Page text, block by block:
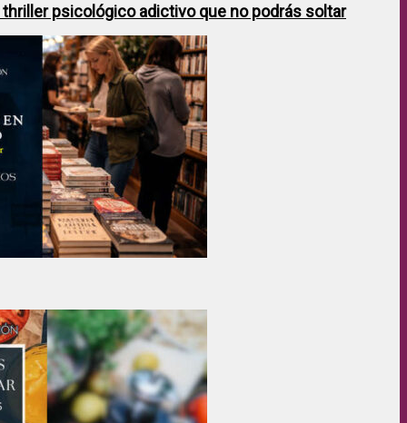
thriller psicológico adictivo que no podrás soltar